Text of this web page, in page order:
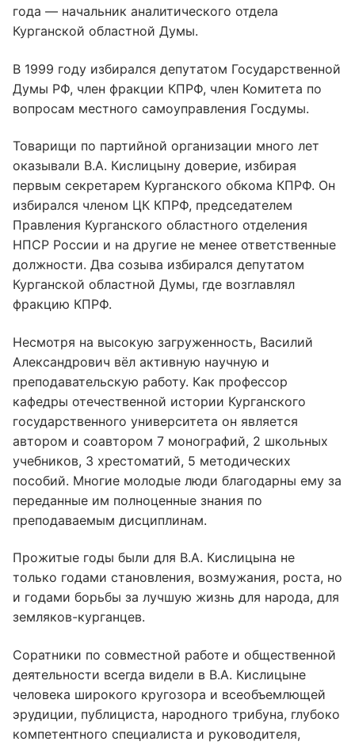
года — начальник аналитического отдела
Курганской областной Думы.
В 1999 году избирался депутатом Государственной
Думы РФ, член фракции КПРФ, член Комитета по
вопросам местного самоуправления Госдумы.
Товарищи по партийной организации много лет
оказывали В.А. Кислицыну доверие, избирая
первым секретарем Курганского обкома КПРФ. Он
избирался членом ЦК КПРФ, председателем
Правления Курганского областного отделения
НПСР России и на другие не менее ответственные
должности. Два созыва избирался депутатом
Курганской областной Думы, где возглавлял
фракцию КПРФ.
Несмотря на высокую загруженность, Василий
Александрович вёл активную научную и
преподавательскую работу. Как профессор
кафедры отечественной истории Курганского
государственного университета он является
автором и соавтором 7 монографий, 2 школьных
учебников, 3 хрестоматий, 5 методических
пособий. Многие молодые люди благодарны ему за
переданные им полноценные знания по
преподаваемым дисциплинам.
Прожитые годы были для В.А. Кислицына не
только годами становления, возмужания, роста, но
и годами борьбы за лучшую жизнь для народа, для
земляков-курганцев.
Соратники по совместной работе и общественной
деятельности всегда видели в В.А. Кислицыне
человека широкого кругозора и всеобъемлющей
эрудиции, публициста, народного трибуна, глубоко
компетентного специалиста и руководителя,